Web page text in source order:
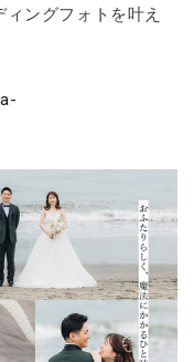
ングフォトを叶え